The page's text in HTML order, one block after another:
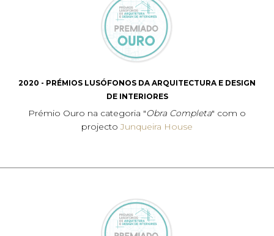
2020 - PRÉMIOS LUSÓFONOS DA ARQUITECTURA E DESIGN
DE INTERIORES
Prémio Ouro na categoria "Obra Completa" com o
projectoJunqueira House